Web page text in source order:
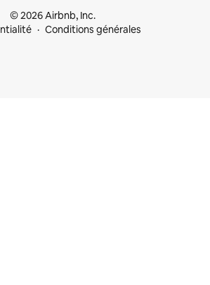
© 2026 Airbnb, Inc.
Conditions générales